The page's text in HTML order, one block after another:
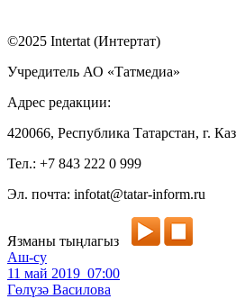
©2025 Intertat (Интертат)
Учредитель АО «Татмедиа»
Адрес редакции:
420066, Республика Татарстан, г.
Тел.: +7 843 222 0 999
Эл. почта: infotat@tatar-inform.ru
Язманы тыңлагыз
Аш-су
11 май 2019 07:00
Гөлүзә Василова